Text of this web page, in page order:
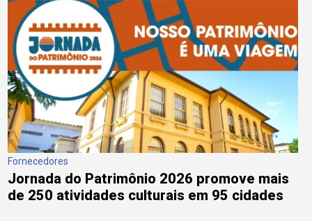
Fornecedores
Jornada do Patrimônio 2026 promove mais
de 250 atividades culturais em 95 cidades